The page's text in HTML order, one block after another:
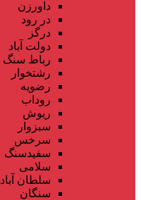
داورزن
در رود
درگز
دولت آباد
رباط سنگ
رشتخوار
رضویه
روداب
ریوش
سبزوار
سرخس
سفیدسنگ
سلامی
سلطان آباد
سنگان